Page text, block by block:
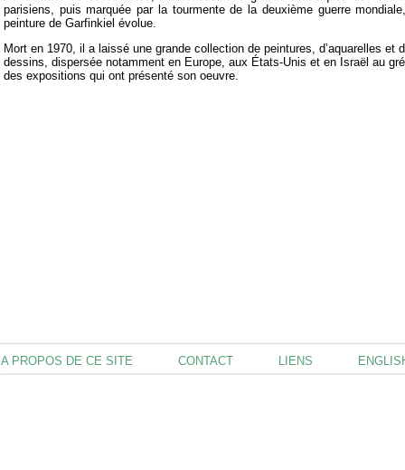
parisiens, puis marquée par la tourmente de la deuxième guerre
peinture de Garfinkiel évolue.
Mort en 1970, il a laissé une grande collection de peintures, d’aquarelles et
dessins, dispersée notamment en Europe, aux États-Unis et en Israël au gré
des expositions qui ont présenté son oeuvre.
A PROPOS DE CE SITE CONTACT LIENS